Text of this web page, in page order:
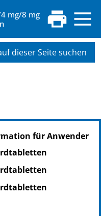
4 mg/8 mg
dieser Seite suchen
für Anwender